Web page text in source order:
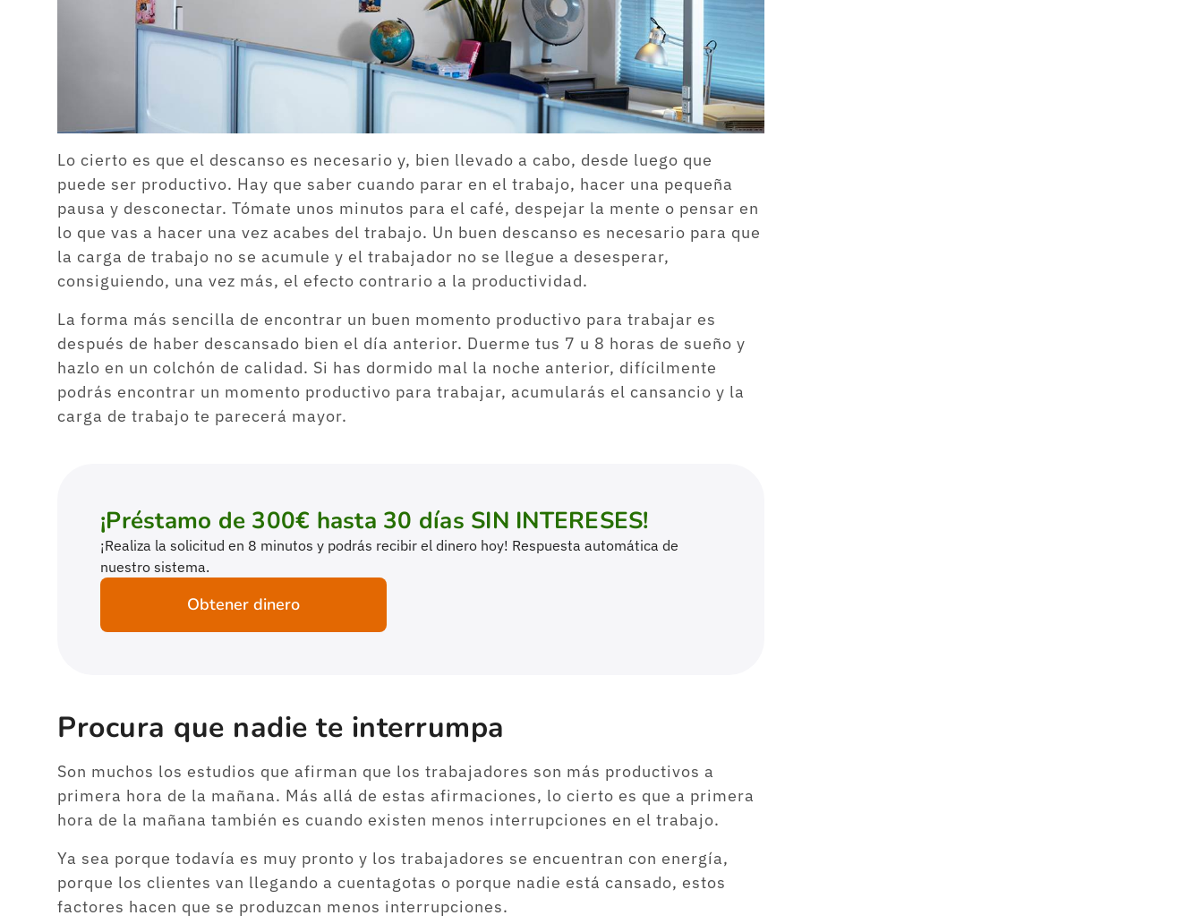
Lo cierto es que el descanso es necesario y, bien llevado a cabo, desde luego que
puede ser productivo. Hay que saber cuando parar en el trabajo, hacer una pequeña
pausa y desconectar. Tómate unos minutos para el café, despejar la mente o pensar en
lo que vas a hacer una vez acabes del trabajo. Un buen descanso es necesario para que
la carga de trabajo no se acumule y el trabajador no se llegue a desesperar,
consiguiendo, una vez más, el efecto contrario a la productividad.
La forma más sencilla de encontrar un buen momento productivo para trabajar es
después de haber descansado bien el día anterior. Duerme tus 7 u 8 horas de sueño y
hazlo en un colchón de calidad. Si has dormido mal la noche anterior, difícilmente
podrás encontrar un momento productivo para trabajar, acumularás el cansancio y la
carga de trabajo te parecerá mayor.
Obtener dinero
¡Realiza la solicitud en 8 minutos y podrás recibir el dinero hoy! Respuesta automática de
nuestro sistema.
¡Préstamo de 300€ hasta 30 días SIN INTERESES!
Procura que nadie te interrumpa
Son muchos los estudios que afirman que los trabajadores son más productivos a
primera hora de la mañana. Más allá de estas afirmaciones, lo cierto es que a primera
hora de la mañana también es cuando existen menos interrupciones en el trabajo.
Ya sea porque todavía es muy pronto y los trabajadores se encuentran con energía,
porque los clientes van llegando a cuentagotas o porque nadie está cansado, estos
factores hacen que se produzcan menos interrupciones.